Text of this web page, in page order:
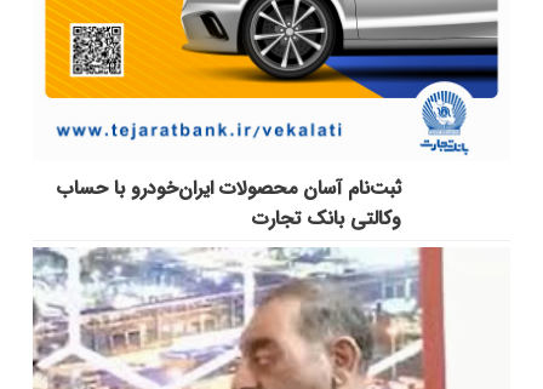
ثبت‌نام آسان محصولات ایران‌خودرو با حساب
وکالتی بانک تجارت